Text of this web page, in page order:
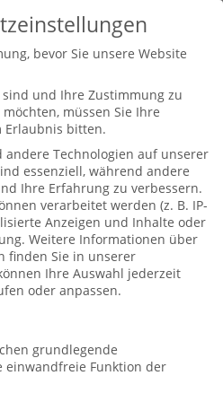
Suchen
bevor Sie unsere Website
und Ihre Zustimmung zu
müssen Sie Ihre
Erlaubnis bitten.
andere Technologien auf unserer
essenziell, während andere
Ihre Erfahrung zu verbessern.
verarbeitet werden (z. B. IP-
Anzeigen und Inhalte oder
Weitere Informationen über
finden Sie in unserer
Ihre Auswahl jederzeit
oder anpassen.
grundlegende
Funktion der